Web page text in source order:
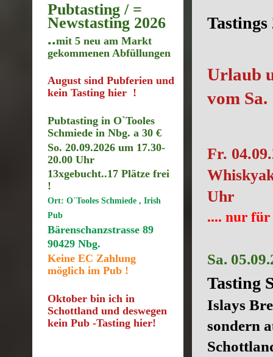
Urlaub
vom Sa.
Fr.
Uhr
.... nur
Sa.
Tasting
Islays
sondern
Pubtasting / =
Newstasting 2026
..mit 5 neu am Markt
gekommenen Abfüllungen
August sind Pubferien und
kein Tasting hier !
Pubtasting in O`Tooles
Schmiede in Nbg. a 30 €
So. 20.09.2026 um 17.30-
20.00 Uhr
13xgebucht..17 Plätze frei
!
Ort: O´Tooles Schmiede , Irish
Pub
Bärenschanzstrasse 89
90429 Nbg.
Keine EC Zahlung
möglich im Pub !
Oktober bin ich in
Schottland und deswegen
kein Pub -Tasting hier!